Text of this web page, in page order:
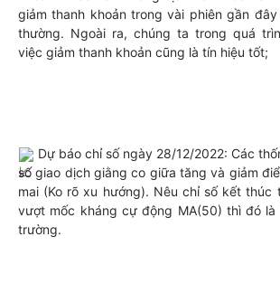
giảm thanh khoản trong vài phiên gần
thường. Ngoài ra, chúng ta trong quá
việc giảm thanh khoản cũng là tín hiệu tốt;
Dự báo chỉ số ngày 28/12/2022: Các
số giao dịch giằng co giữa tăng và giảm
mai (Ko rõ xu hướng). Nêu chỉ số kết thúc
vượt mốc kháng cự động MA(50) thì đó
trường.